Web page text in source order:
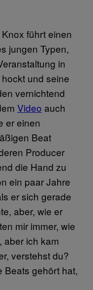
führt einen
jungen Typen,
in
und seine
vernichtend
Video auch
er einen
Beat
Producer
die Hand zu
ein paar Jahre
er sich gerade
aber, wie er
mir immer, wie
aber ich kam
verstehst du?
Beats gehört hat,